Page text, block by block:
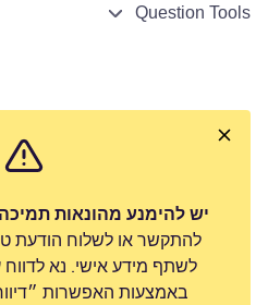
Question Tools
יש להימנע מהונאות
להתקשר או לשלוח הודעת
לשתף מידע אישי. נא
באמצעות האפשרות